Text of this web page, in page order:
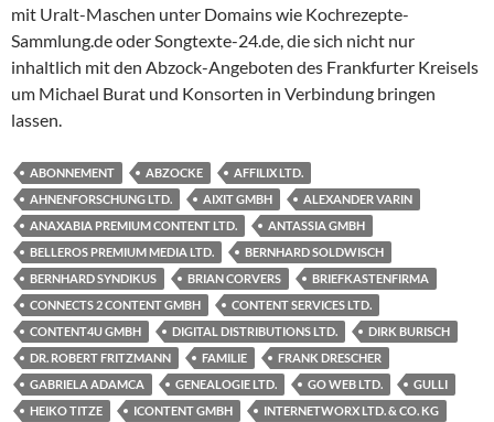
mit Uralt-Maschen unter Domains wie Kochrezepte-
Sammlung.de oder Songtexte-24.de, die sich nicht nur
inhaltlich mit den Abzock-Angeboten des Frankfurter Kreisels
um Michael Burat und Konsorten in Verbindung bringen
lassen.
ABONNEMENT ABZOCKE
AFFILIX LTD.
AHNENFORSCHUNG LTD.
AIXIT GMBH
ALEXANDER VARIN
ANAXABIA PREMIUM CONTENT LTD.
ANTASSIA GMBH
BELLEROS PREMIUM MEDIA LTD.
BERNHARD SOLDWISCH
BERNHARD SYNDIKUS
BRIAN CORVERS
BRIEFKASTENFIRMA
CONNECTS 2 CONTENT GMBH
CONTENT SERVICES LTD.
CONTENT4U GMBH
DIGITAL DISTRIBUTIONS LTD.
DIRK BURISCH
DR. ROBERT FRITZMANN
FAMILIE
FRANK DRESCHER
GABRIELA ADAMCA
GENEALOGIE LTD. GO WEB LTD.
GULLI
HEIKO TITZE
ICONTENT GMBH
INTERNETWORX LTD. & CO. KG